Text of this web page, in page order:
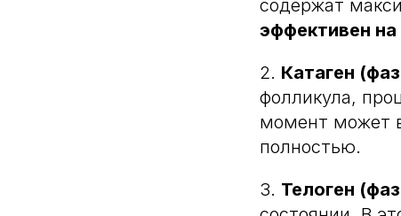
содержат
эффективен
2. Катаген
фолликула,
момент может
полностью.
3. Телоген